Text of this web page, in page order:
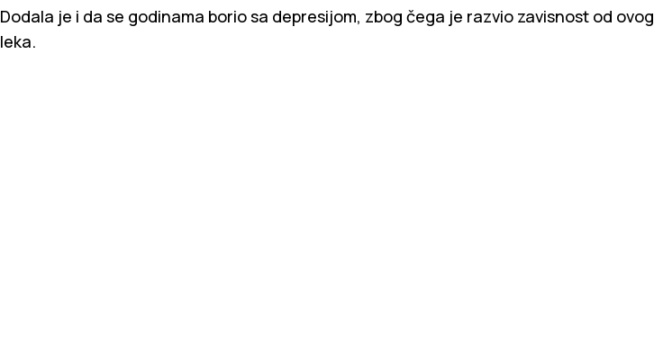
Dodala je i da se godinama borio sa depresijom, zbog čega je razvio zavisnost od ovog
leka.